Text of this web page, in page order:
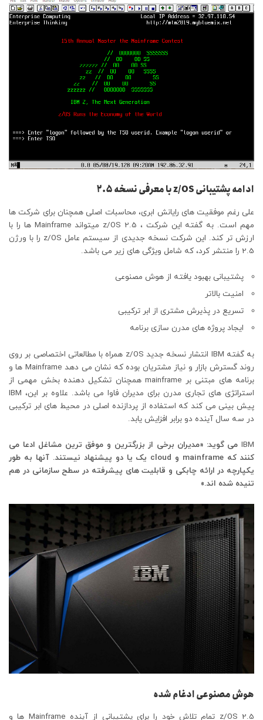
ادامه پشتیبانی z/OS با معرفی نسخه 2.5
علی رغم موفقیت های رایانش ابری، محاسبات اصلی همچنان برای شرکت ها
مهم است. به گفته این شرکت ، z/OS 2.5 میتواند Mainframe ها را با
ارزش تر کند. این شرکت نسخه جدیدی از سیستم عامل z/OS را با ورژن
2.5 را منتشر کرد، که شامل ویژگی های زیر می باشد.
پشتیبانی بهبود یافته از هوش مصنوعی
امنیت بالاتر
تسریع در پذیرش مشتری از ابر ترکیبی
ایجاد پروژه های مدرن سازی برنامه
به گفته IBM انتشار نسخه جدید z/OS همراه با مطالعاتی اختصاصی بر روی
روند گسترش بازار و نیاز مشتریان بوده که نشان می دهد Mainframe ها و
برنامه های مبتنی بر mainframe همچنان تشکیل دهنده بخش مهمی از
استراتژی های تجاری مدرن برای مدیران فاوا می باشد. علاوه بر این، IBM
پیش بینی می کند که استفاده از پردازنده اصلی در محیط های ابر ترکیبی
در سه سال آینده دو برابر افزایش یابد.
IBM می گوید: «مدیران برخی از بزرگترین و موفق ترین مشاغل ادعا می
کنند که mainframe و cloud یک یا دو پیشنهاد نیستند. آنها به طور
یکپارچه در ارائه چابکی و قابلیت های پیشرفته در سطح سازمانی در هم
تنیده شده اند.»
هوش مصنوعی ادغام شده
z/OS 2.5 تمام تلاش خود را برای پشتیبانی از آینده Mainframe ها و